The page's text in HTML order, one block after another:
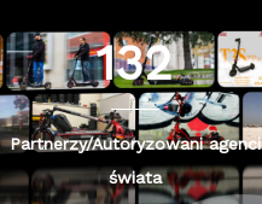
132
Partnerzy/Autoryzowani agenci
świata